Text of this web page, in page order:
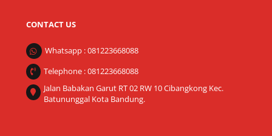
CONTACT US
Whatsapp : 081223668088
Telephone : 081223668088
Jalan Babakan Garut RT 02 RW 10 Cibangkong Kec.
Batununggal Kota Bandung.